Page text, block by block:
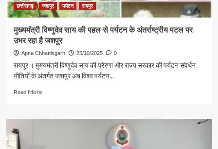
के
साथ
हुआ
एग्रीमेंट
छत्तीसगढ़ जशपुर पर्यटन रायपुर
मुख्यमंत्री विष्णुदेव साय की पहल से पर्यटन के अंतर्राष्ट्रीय पटल पर
उभर रहा है जशपुर
Apna Chhattisgarh 25/10/2025 0
रायपुर । मुख्यमंत्री विष्णुदेव साय की प्रेरणा और राज्य सरकार की पर्यटन संवर्धन
नीतियों के अंतर्गत जशपुर अब विश्व पर्यटन...
Read MoreRead
मुख्यमंत्री